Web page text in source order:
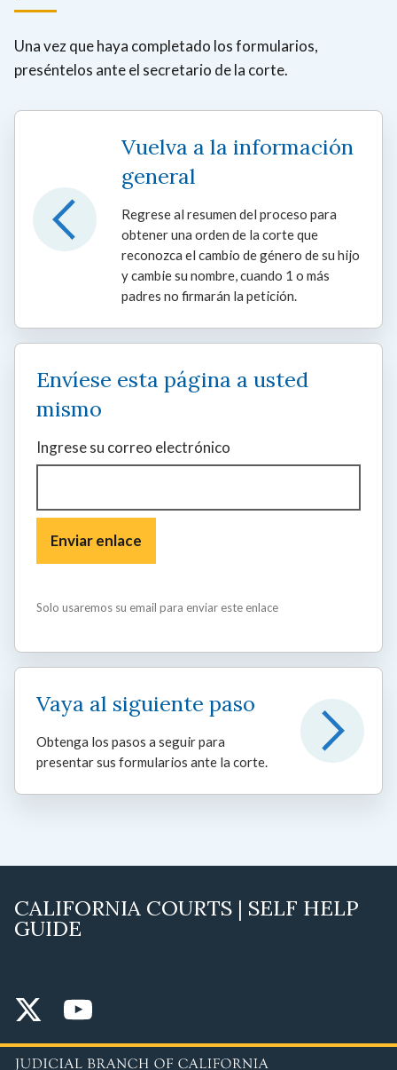
Una vez que haya completado los formularios,
preséntelos ante el secretario de la corte.
Vuelva a la información
general
Regrese al resumen del proceso para
obtener una orden de la corte que
reconozca el cambio de género de su hijo
y cambie su nombre, cuando 1 o más
padres no firmarán la petición.
Envíese esta página a usted
mismo
Ingrese su correo electrónico
Solo usaremos su email para enviar este enlace
Vaya al siguiente paso
Obtenga los pasos a seguir para
presentar sus formularios ante la corte.
CALIFORNIA COURTS | SELF HELP
GUIDE